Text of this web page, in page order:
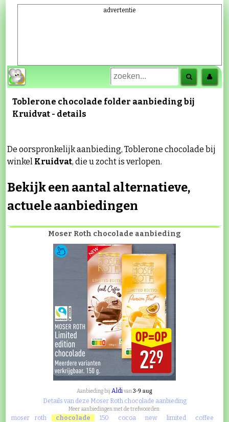
advertentie
Toblerone chocolade folder aanbieding bij
Kruidvat - details
De oorspronkelijk aanbieding, Toblerone chocolade bij
winkel Kruidvat, die u zocht is verlopen.
Bekijk een aantal alternatieve,
actuele aanbiedingen
Moser Roth chocolade aanbieding
Aanbieding bij Aldivan3-9 aug
Details van deze Moser Roth chocolade aanbieding
Meer aanbiedingen met de trefwoorden:
moser roth chocolade 150 cocoa new limited
coffee